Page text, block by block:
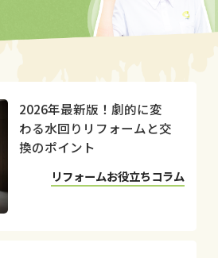
2026年最新版！劇的に変
わる水回りリフォームと交
換のポイント
リフォームお役立ちコラム